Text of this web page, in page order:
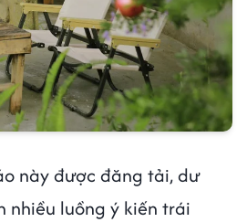
này được đăng tải, dư
nhiều luồng ý kiến trái